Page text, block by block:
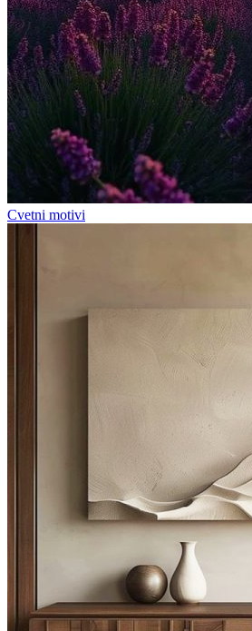
Cvetni motivi